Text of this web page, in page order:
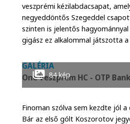
veszprémi kézilabdacsapat,
negyeddöntős Szegeddel
szinten is jelentős
gigász ez alkalommal játszotta
GALÉRIA
One Veszprém HC - OTP
84 kép
Finoman szólva sem kezdte jól
Bár az első gólt Koszorotov